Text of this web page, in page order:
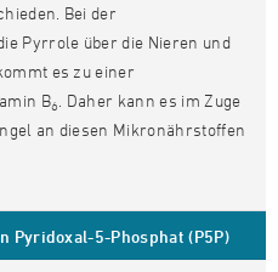
Bei der
Pyrrole über die Nieren und
es zu einer
B6
. Daher kann es im Zuge
an diesen Mikronährstoffen
Pyridoxal-5-Phosphat (P5P)